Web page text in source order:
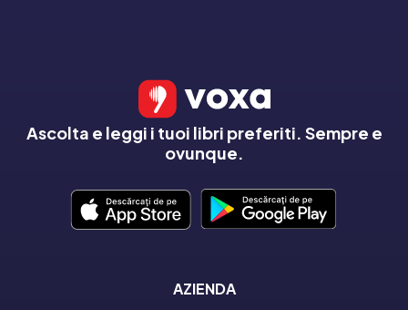
Ascolta e leggi i tuoi libri preferiti. Sempre e
ovunque.
AZIENDA